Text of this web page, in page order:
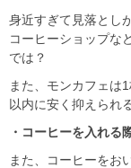
身近すぎて見落とし
コーヒーショップな
では？
また、モンカフェは
以内に安く抑えられ
・コーヒーを入れる
また、コーヒーをお